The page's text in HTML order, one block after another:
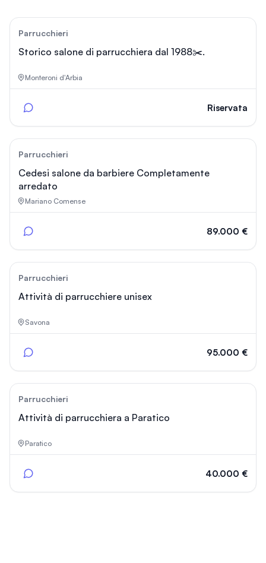
Parrucchieri
Storico salone di parrucchiera dal 1988✂️.
Monteroni d'Arbia
Riservata
Parrucchieri
Cedesi salone da barbiere Completamente
arredato
Mariano Comense
89.000 €
Parrucchieri
Attività di parrucchiere unisex
Savona
95.000 €
Parrucchieri
Attività di parrucchiera a Paratico
Paratico
40.000 €